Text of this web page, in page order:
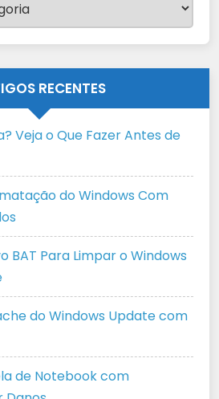
RECENTES
Veja o Que Fazer Antes de
do Windows Com
BAT Para Limpar o Windows
do Windows Update com
de Notebook com